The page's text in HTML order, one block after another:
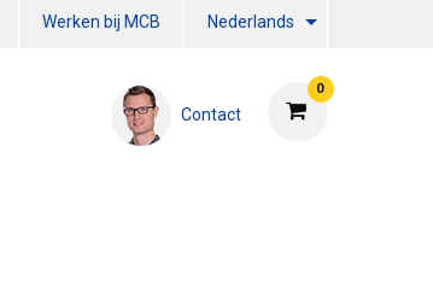
Werken bij MCB Nederlands
0
Contact